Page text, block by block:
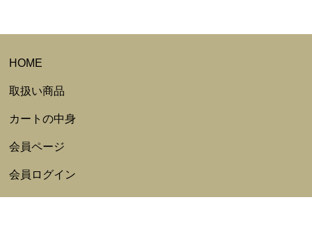
HOME
取扱い商品
カートの中身
会員ページ
会員ログイン